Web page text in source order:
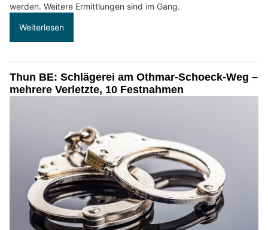
werden. Weitere Ermittlungen sind im Gang.
Weiterlesen
Thun BE: Schlägerei am Othmar-Schoeck-Weg –
mehrere Verletzte, 10 Festnahmen